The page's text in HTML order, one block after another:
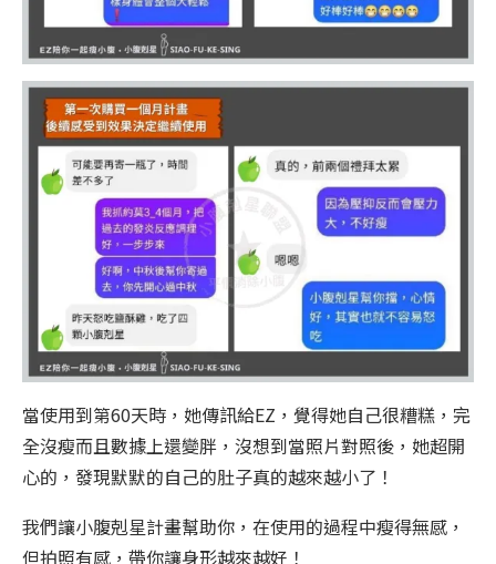
當使用到第60天時，她傳訊給EZ，覺得她自己很糟糕，完
全沒瘦而且數據上還變胖，沒想到當照片對照後，她超開
心的，發現默默的自己的肚子真的越來越小了！
我們讓小腹剋星計畫幫助你，在使用的過程中瘦得無感，
但拍照有感，帶你讓身形越來越好！